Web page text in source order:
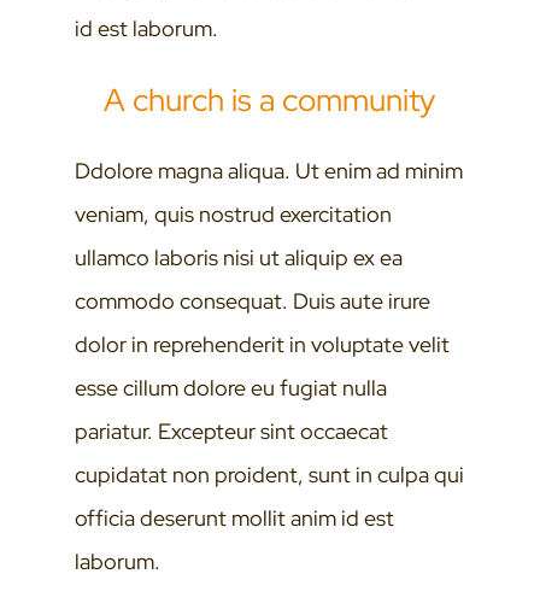
id est laborum.
A church is a community
Ddolore magna aliqua. Ut enim ad minim
veniam, quis nostrud exercitation
ullamco laboris nisi ut aliquip ex ea
commodo consequat. Duis aute irure
dolor in reprehenderit in voluptate velit
esse cillum dolore eu fugiat nulla
pariatur. Excepteur sint occaecat
cupidatat non proident, sunt in culpa qui
officia deserunt mollit anim id est
laborum.